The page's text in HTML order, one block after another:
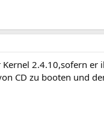
Kernel 2.4.10,sofern
CD zu booten und